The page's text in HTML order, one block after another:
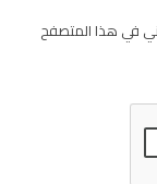
في هذا المتصفح